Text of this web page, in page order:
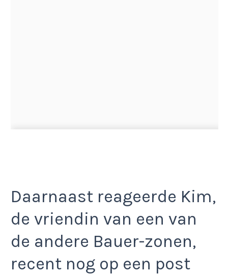
Daarnaast reageerde Kim,
de vriendin van een van
de andere Bauer-zonen,
recent nog op een post